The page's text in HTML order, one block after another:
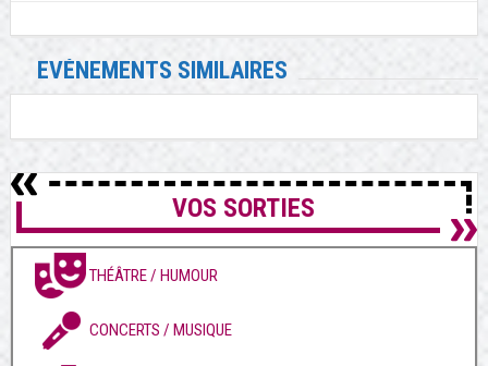
EVÉNEMENTS SIMILAIRES
VOS SORTIES
THÉÂTRE / HUMOUR
CONCERTS / MUSIQUE